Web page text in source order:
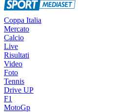
Coppa Italia
Mercato
Calcio
Live
Risultati
Video
Foto
Tennis
Drive UP
F1
MotoGp